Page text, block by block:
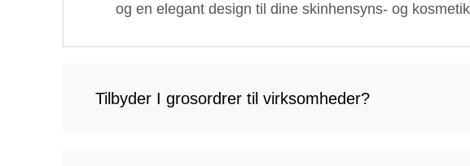
og en elegant design til dine skinhensyns- og
Tilbyder I grosordrer til virksomheder?